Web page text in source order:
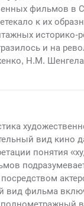
фильмов в
к их
и на
Н.М.
вид кино
понятия
фильма
в